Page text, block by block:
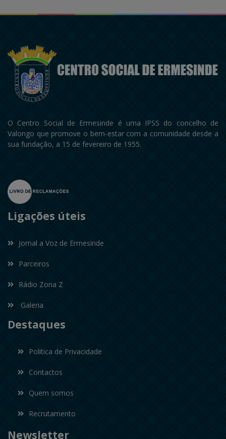
O Centro Social de Ermesinde é uma IPSS do concelho de
Valongo que promove o bem-estar com a comunidade desde a
sua fundação, a 15 de fevereiro de 1955.
Ligações úteis
Jornal a Voz de Ermesinde
Parceiros
Rádio Zona Z
Galeria
Destaques
Politica de Privacidade
Contactos
Quem somos
Recrutamento
Newsletter